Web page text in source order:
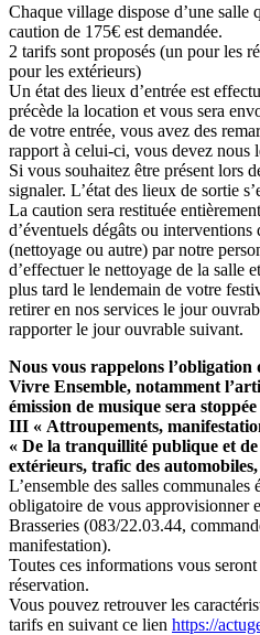
Chaque village dispose d’une salle
caution de 175€ est demandée.
2 tarifs sont proposés (un pour les
pour les extérieurs)
Un état des lieux d’entrée est
précède la location et vous sera
de votre entrée, vous avez des
rapport à celui-ci, vous devez nous
Si vous souhaitez être présent lors
signaler. L’état des lieux de sortie
La caution sera restituée
d’éventuels dégâts ou interventions
(nettoyage ou autre) par notre
d’effectuer le nettoyage de la salle
plus tard le lendemain de votre
retirer en nos services le jour
rapporter le jour ouvrable suivant.
Nous vous rappelons
Vivre Ensemble, notamment
émission de musique sera
III « Attroupements,
« De la tranquillité publique et
extérieurs, trafic des
L’ensemble des salles communales
obligatoire de vous approvisionner
Brasseries (083/22.03.44,
manifestation).
Toutes ces informations vous
réservation.
Vous pouvez retrouver les
tarifs en suivant ce lien https://